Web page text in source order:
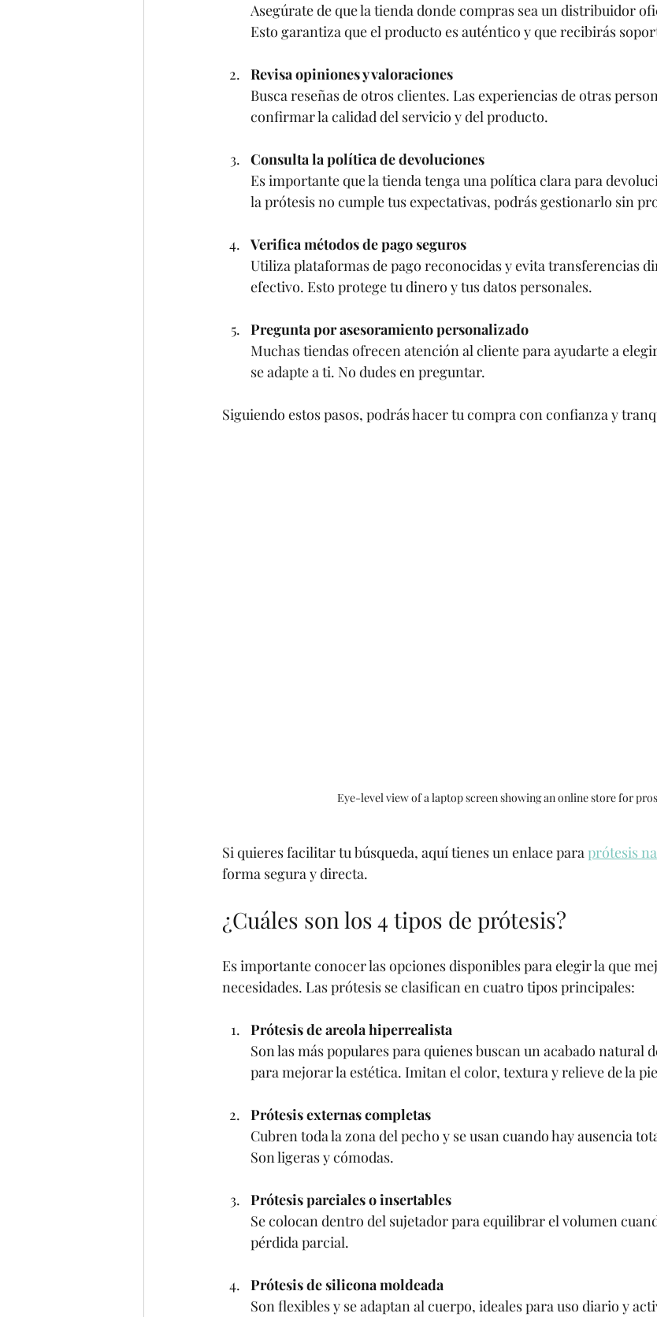
Asegúrate de que la tienda donde compras sea un distribuidor
Esto garantiza que el producto es auténtico y que recibirás
Revisa opiniones y valoraciones
Busca reseñas de otros clientes. Las experiencias de otras
confirmar la calidad del servicio y del producto.
Consulta la política de devoluciones
Es importante que la tienda tenga una política clara para
la prótesis no cumple tus expectativas, podrás gestionarlo sin
Verifica métodos de pago seguros
Utiliza plataformas de pago reconocidas y evita transferencias
efectivo. Esto protege tu dinero y tus datos personales.
Pregunta por asesoramiento personalizado
Muchas tiendas ofrecen atención al cliente para ayudarte a
se adapte a ti. No dudes en preguntar.
Siguiendo estos pasos, podrás hacer tu compra con confianza y
Eye-level view of a laptop screen showing an online store for
Si quieres facilitar tu búsqueda, aquí tienes un enlace para prótesis
forma segura y directa.
¿Cuáles son los 4 tipos de prótesis?
Es importante conocer las opciones disponibles para elegir la que
necesidades. Las prótesis se clasifican en cuatro tipos principales:
Prótesis de areola hiperrealista
Son las más populares para quienes buscan un acabado natural
para mejorar la estética. Imitan el color, textura y relieve de la
Prótesis externas completas
Cubren toda la zona del pecho y se usan cuando hay ausencia
Son ligeras y cómodas.
Prótesis parciales o insertables
Se colocan dentro del sujetador para equilibrar el volumen
pérdida parcial.
Prótesis de silicona moldeada
Son flexibles y se adaptan al cuerpo, ideales para uso diario y